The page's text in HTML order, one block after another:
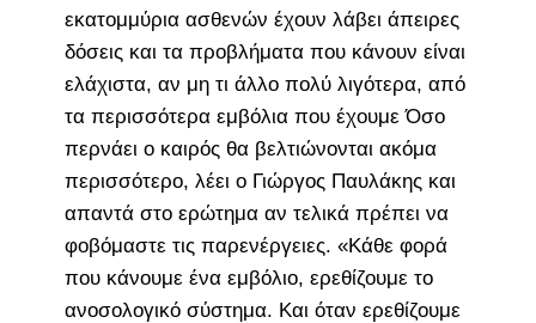
εκατομμύρια ασθενών έχουν λάβει άπειρες
δόσεις και τα προβλήματα που κάνουν είναι
ελάχιστα, αν μη τι άλλο πολύ λιγότερα, από
τα περισσότερα εμβόλια που έχουμε Όσο
περνάει ο καιρός θα βελτιώνονται ακόμα
περισσότερο, λέει ο Γιώργος Παυλάκης και
απαντά στο ερώτημα αν τελικά πρέπει να
φοβόμαστε τις παρενέργειες. «Κάθε φορά
που κάνουμε ένα εμβόλιο, ερεθίζουμε το
ανοσολογικό σύστημα. Και όταν ερεθίζουμε